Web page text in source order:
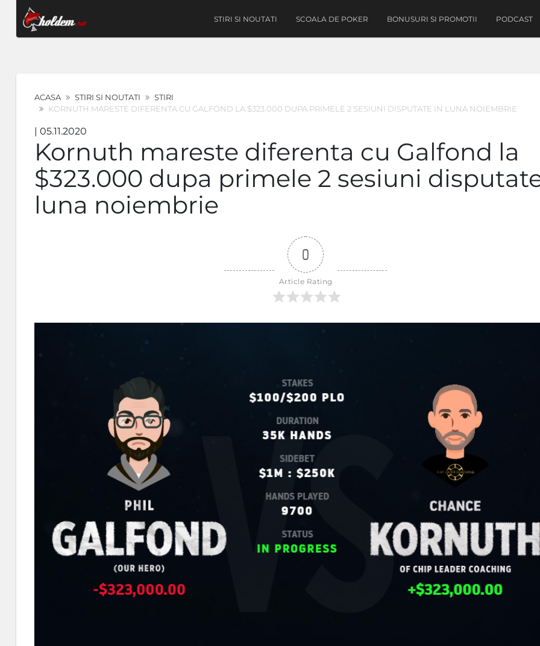
STIRI SI NOUTATI SCOALA DE POKER BONUSURI SI PROMOTII PODCAST
ACASA STIRI SI NOUTATI
STIRI
KORNUTH MARESTE DIFERENTA CU GALFOND LA $323.000 DUPA PRIMELE 2 SESIUNI DISPUTATE IN LUNA NOIEMBRIE
| 05.11.2020
Kornuth mareste diferenta cu Galfond la
$323.000 dupa primele 2 sesiuni
luna noiembrie
0
Article Rating